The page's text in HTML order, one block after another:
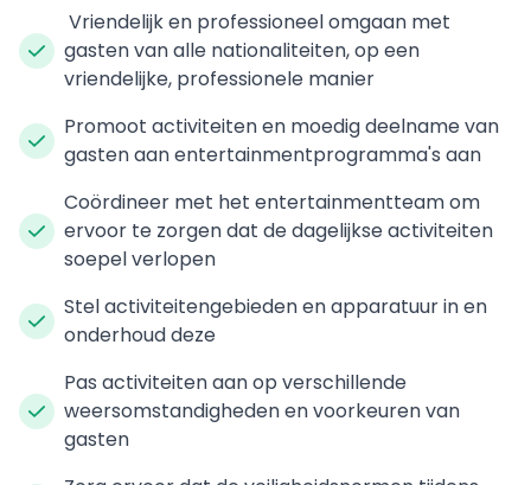
Vriendelijk en professioneel omgaan met
gasten van alle nationaliteiten, op een
vriendelijke, professionele manier
Promoot activiteiten en moedig deelname van
gasten aan entertainmentprogramma's aan
Coördineer met het entertainmentteam om
ervoor te zorgen dat de dagelijkse activiteiten
soepel verlopen
Stel activiteitengebieden en apparatuur in en
onderhoud deze
Pas activiteiten aan op verschillende
weersomstandigheden en voorkeuren van
gasten